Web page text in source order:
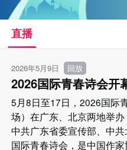
直播
2026年5月9日 回放
2026国际青春诗会开
5月8日至17日，2026国际
场）在广东、北京两地举办
中共广东省委宣传部、中共
国际青春诗会，是中国作